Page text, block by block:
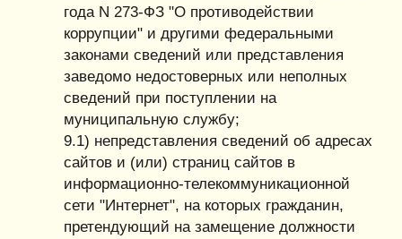
года N 273-ФЗ "О противодействии
коррупции" и другими федеральными
законами сведений или представления
заведомо недостоверных или неполных
сведений при поступлении на
муниципальную службу;
9.1) непредставления сведений об адресах
сайтов и (или) страниц сайтов в
информационно-телекоммуникационной
сети "Интернет", на которых гражданин,
претендующий на замещение должности